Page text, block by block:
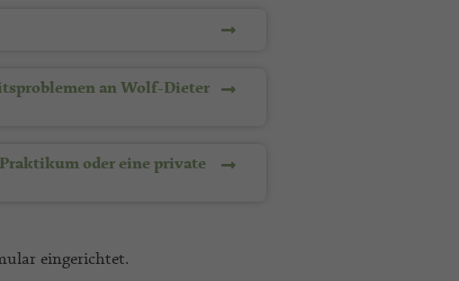
an Wolf-Dieter
oder eine private
eingerichtet.